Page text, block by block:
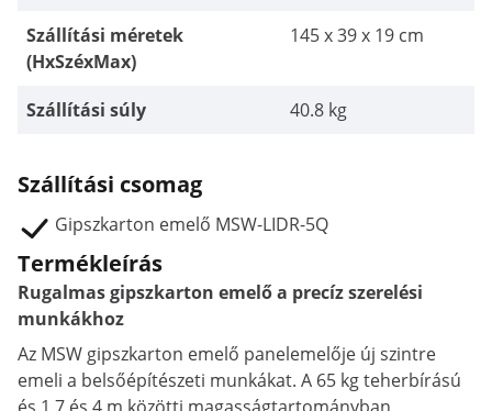
Szállítási méretek
(HxSzéxMax)
145 x 39 x 19 cm
Szállítási súly 40.8 kg
Szállítási csomag
Gipszkarton emelő MSW-LIDR-5Q
Termékleírás
Rugalmas gipszkarton emelő a precíz szerelési
munkákhoz
Az MSW gipszkarton emelő panelemelője új szintre
emeli a belsőépítészeti munkákat. A 65 kg teherbírású